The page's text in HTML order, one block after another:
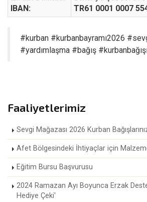
IBAN:
TR61 0001 0007
#kurban #kurbanbayramı2026
#yardımlaşma #bağış
Faaliyetlerimiz
Sevgi Mağazası 2026 Kurban
Afet Bölgesindeki İhtiyaçlar için
Eğitim Bursu Başvurusu
2024 Ramazan Ayı Boyunca Erzak
Hediye Çeki'